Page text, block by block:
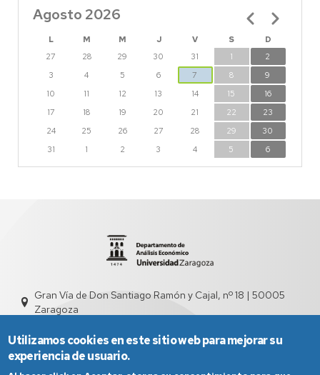
Agosto 2026
L M M J V S
D
27
28 29 30 31 1
2
3
4 5 6 7 8
9
10
11 12 13 14 15
16
17
18 19 20 21 22
23
24
25 26 27 28 29
30
31
1 2 3 4 5 6
Paginación
Gran Vía de Don Santiago Ramón y Cajal, nº 18 | 50005
Zaragoza
Utilizamos cookies en este sitio web para mejorar su
experiencia de usuario.